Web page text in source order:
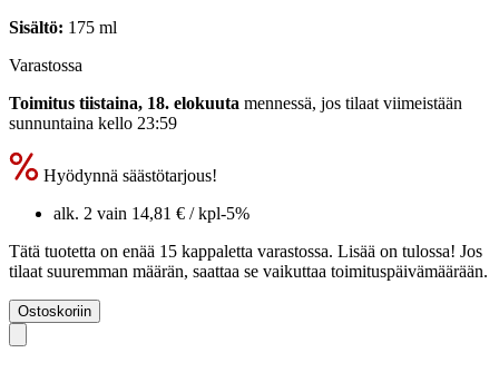
Sisältö: 175 ml
Varastossa
Toimitus tiistaina, 18. elokuuta mennessä, jos tilaat viimeistään
sunnuntaina kello 23:59
Hyödynnä säästötarjous!
alk. 2 vain 14,81 € / kpl-5%
Tätä tuotetta on enää 15 kappaletta varastossa. Lisää on tulossa! Jos
tilaat suuremman määrän, saattaa se vaikuttaa toimituspäivämäärään.
Ostoskoriin